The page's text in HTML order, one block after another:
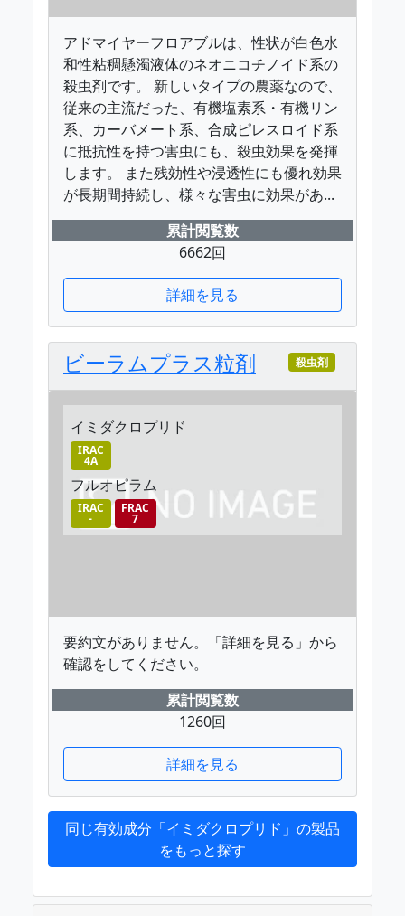
アドマイヤーフロアブルは、性状が白色水
和性粘稠懸濁液体のネオニコチノイド系の
殺虫剤です。 新しいタイプの農薬なので、
従来の主流だった、有機塩素系・有機リン
系、カーバメート系、合成ピレスロイド系
に抵抗性を持つ害虫にも、殺虫効果を発揮
します。 また残効性や浸透性にも優れ効果
が長期間持続し、様々な害虫に効果があ...
累計閲覧数
6662回
詳細を見る
ビーラムプラス粒剤 殺虫剤
イミダクロプリド
IRAC
4A
フルオピラム
IRAC
-
FRAC
7
要約文がありません。「詳細を見る」から
確認をしてください。
累計閲覧数
1260回
詳細を見る
同じ有効成分「イミダクロプリド」の製品
をもっと探す